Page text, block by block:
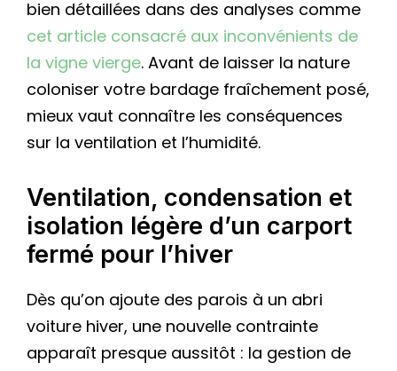
bien détaillées dans des analyses comme
cet article consacré aux inconvénients de
la vigne vierge. Avant de laisser la nature
coloniser votre bardage fraîchement posé,
mieux vaut connaître les conséquences
sur la ventilation et l’humidité.
Ventilation, condensation et
isolation légère d’un carport
fermé pour l’hiver
Dès qu’on ajoute des parois à un abri
voiture hiver, une nouvelle contrainte
apparaît presque aussitôt : la gestion de